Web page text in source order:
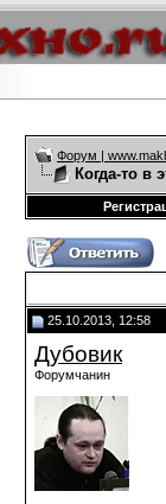
Форум |
Когда-то в
25.10.2013, 12:58
Дубовик
Форумчанин